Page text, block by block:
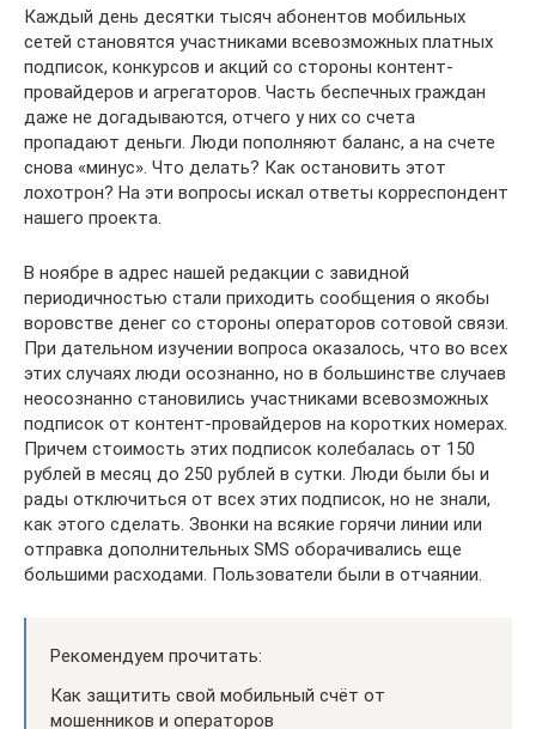
Каждый день десятки тысяч абонентов мобильных
сетей становятся участниками всевозможных платных
подписок, конкурсов и акций со стороны контент-
провайдеров и агрегаторов. Часть беспечных граждан
даже не догадываются, отчего у них со счета
пропадают деньги. Люди пополняют баланс, а на счете
снова «минус». Что делать? Как остановить этот
лохотрон? На эти вопросы искал ответы корреспондент
нашего проекта.
В ноябре в адрес нашей редакции с завидной
периодичностью стали приходить сообщения о якобы
воровстве денег со стороны операторов сотовой связи.
При дательном изучении вопроса оказалось, что во всех
этих случаях люди осознанно, но в большинстве случаев
неосознанно становились участниками всевозможных
подписок от контент-провайдеров на коротких номерах.
Причем стоимость этих подписок колебалась от 150
рублей в месяц до 250 рублей в сутки. Люди были бы и
рады отключиться от всех этих подписок, но не знали,
как этого сделать. Звонки на всякие горячи линии или
отправка дополнительных SMS оборачивались еще
большими расходами. Пользователи были в отчаянии.
Рекомендуем прочитать:
Как защитить свой мобильный счёт от
мошенников и операторов